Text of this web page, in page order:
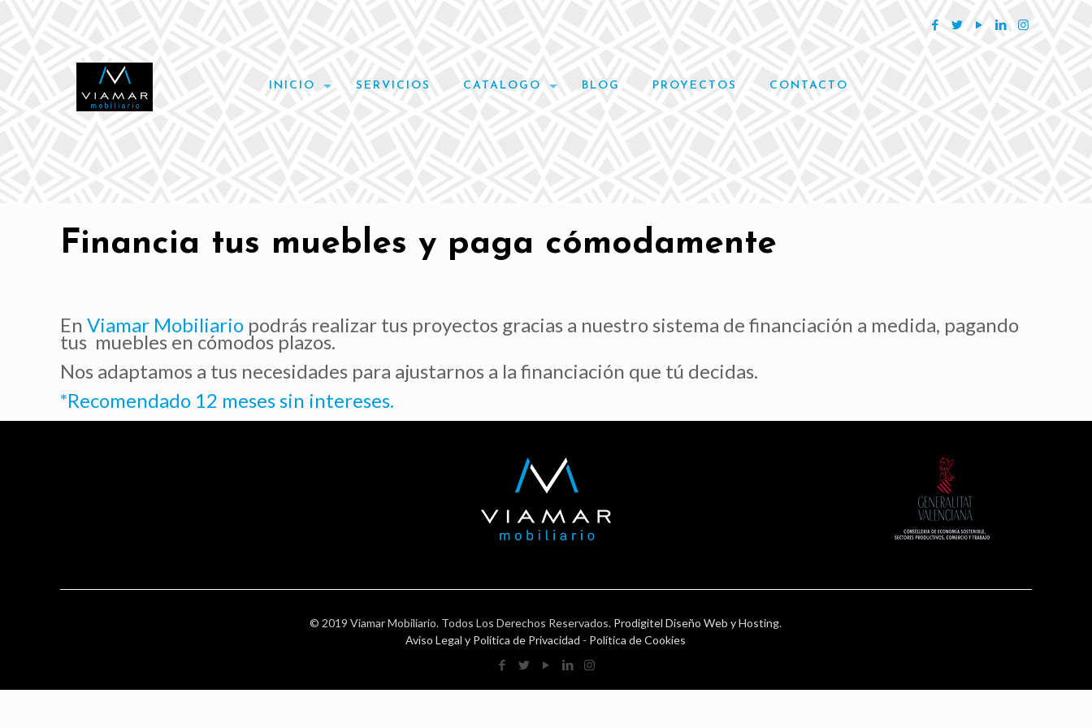
INICIO SERVICIOS CATALOGO BLOG PROYECTOS CONTACTO
Financia tus muebles y paga cómodamente
EnViamar Mobiliario podrás realizar tus proyectos gracias a nuestro sistema de financiación a medida, pagando
tus muebles en cómodos plazos.
Nos adaptamos a tus necesidades para ajustarnos a la financiación que tú decidas.
*Recomendado 12 meses sin intereses.
© 2019 Viamar Mobiliario. Todos Los Derechos Reservados. Prodigitel Diseño Web y Hosting.
Aviso Legal y Política de Privacidad - Política de Cookies